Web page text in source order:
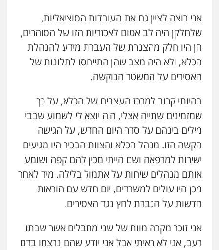
אני רוצה לציין גם את העובדות הסוציאליות,
שלחלקן היה לב אטום לאכזריות הזו של הסוהרים,
הן היו חלק מהצנרת של העברת מידע להנהלת
הכלא, ולא היה מצב שהן התייחסו לתלונות של
האסירים על המשטר הנוקשה.
בהיותי קרוב למרכז העצבים של הכלא, על כך
שמזמינים שתייה אצלי, היה יוצא לי לשמוע שבבי
מילים בינהם על סדר היום החדש, על הגישה
הקשה הזו. מנהל הכלא והצוות הבכיר היו מגיעים
ישירות למרפאה ושם הייתי מכין להם קפה ושומע
אותם מנהלים שיחות על אתמול בלילה. מיד לאחר
מכן היו עולים למשרדים, יום חדש עם הוראות
חדשות על הגברת לחץ נגד האסירים.
אני זוכר מקרה מוות של שני מחבלים אשר שבתו
רעב, אני לא ראיתי אבל אני יודע שהם נרצחו בדם